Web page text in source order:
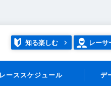
知る楽しむ レーサ
レーススケジュール デ